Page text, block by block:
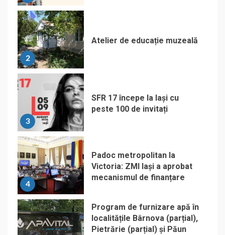
2
Atelier de educație muzeală
3
SFR 17 începe la Iași cu
peste 100 de invitați
4
Padoc metropolitan la
Victoria: ZMI Iași a aprobat
mecanismul de finanțare
Program de furnizare apă în
localitățile Bârnova (parțial),
Pietrărie (parțial) și Păun